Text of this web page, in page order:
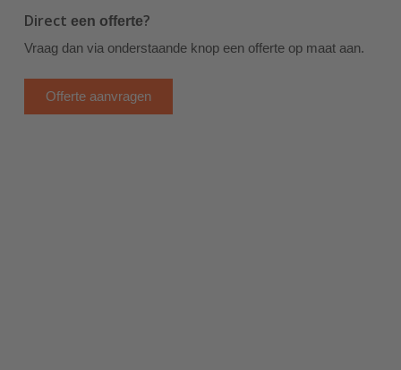
Direct een offerte?
Vraag dan via onderstaande knop een offerte op maat aan.
Offerte aanvragen